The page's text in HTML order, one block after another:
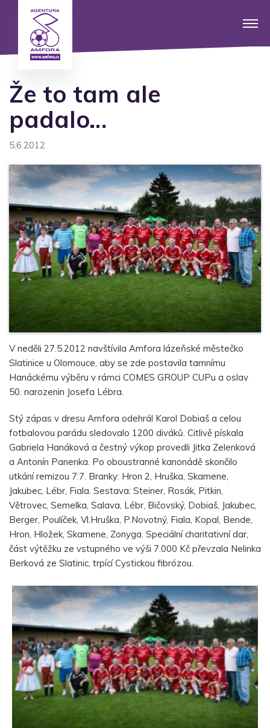
Že to tam ale
padalo…
5.6.2012
V neděli 27.5.2012 navštívila Amfora lázeňské městečko
Slatinice u Olomouce, aby se zde postavila tamnímu
Hanáckému výběru v rámci COMES GROUP CUPu a oslav
50. narozenin Josefa Lébra.
Stý zápas v dresu Amfora odehrál Karol Dobiaš a celou
fotbalovou parádu sledovalo 1200 diváků. Citlivě pískala
Gabriela Hanáková a čestný výkop provedli Jitka Zelenková
a Antonín Panenka. Po oboustranné kanonádě skončilo
utkání remizou 7:7. Branky: Hron 2, Hruška, Skamene,
Jakubec, Lébr, Fiala. Sestava: Steiner, Rosák, Pitkin,
Větrovec, Semelka, Salava, Lébr, Bičovský, Dobiaš, Jakubec,
Berger, Poulíček, Vl.Hruška, P.Novotný, Fiala, Kopal, Bende,
Hron, Hložek, Skamene, Zonyga. Speciální charitativní dar,
část výtěžku ze vstupného ve výši 7.000 Kč převzala Nelinka
Berková ze Slatinic, trpící Cystickou fibrózou.